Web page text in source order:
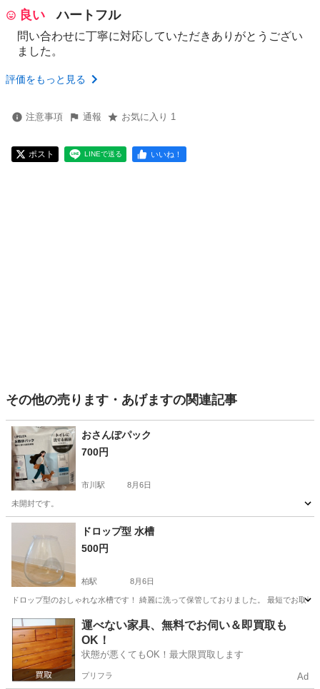
良い ハートフル
問い合わせに丁寧に対応していただきありがとうござい
ました。
評価をもっと見る
注意事項 通報 お気に入り 1
ポスト LINEで送る いいね！
その他の売ります・あげますの関連記事
おさんぽパック
700円
市川駅 8月6日
未開封です。
千葉 市川市 その他
ドロップ型 水槽
500円
柏駅 8月6日
ドロップ型のおしゃれな水槽です！ 綺麗に洗って保管しておりました。 最短でお取引
千葉 柏市 柏駅 その他
運べない家具、無料でお伺い＆即買取も
OK！
状態が悪くてもOK！最大限買取します
プリフラ Ad